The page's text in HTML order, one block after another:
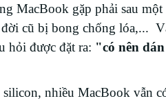
MacBook gặp phải sau
cũ bị bong chống lóa,...
hỏi được đặt ra: "có nên
nhiều MacBook vẫn